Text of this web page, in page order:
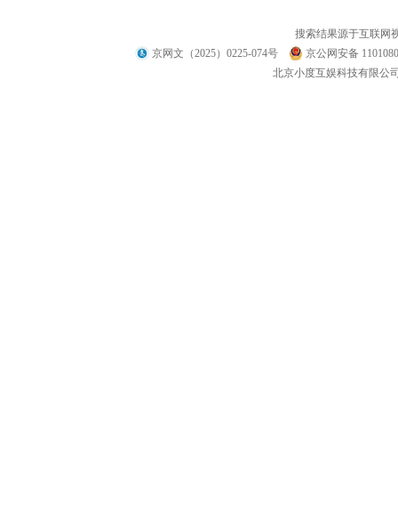
搜索结果源于互联网
京网文（2025）0225-074号
京公网安备
北京小度互娱科技有限公